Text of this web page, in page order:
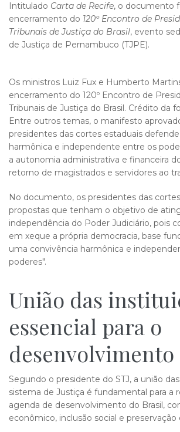
Intitulado Carta de Recife, o documento
encerramento do 120º Encontro de
Tribunais de Justiça do Brasil, evento
de Justiça de Pernambuco (TJPE).
Os ministros Luiz Fux e Humberto
encerramento do 120º Encontro de
Tribunais de Justiça do Brasil. Crédito da
Entre outros temas, o manifesto
presidentes das cortes estaduais
harmônica e independente entre os
a autonomia administrativa e financeira
retorno de magistrados e servidores ao
No documento, os presidentes das
propostas que tenham o objetivo de
independência do Poder Judiciário, pois
em xeque a própria democracia, base
uma convivência harmônica e
poderes".
União das
essencial para o
desenvolvimento
Segundo o presidente do STJ, a união
sistema de Justiça é fundamental para a
agenda de desenvolvimento do Brasil,
econômico, inclusão social e preservação